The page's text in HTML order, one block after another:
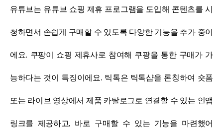
유튜브는 유튜브 쇼핑 제휴 프로그램을 도입해 콘텐츠를 시
청하면서 손쉽게 구매할 수 있도록 다양한 기능을 추가 중이
에요. 쿠팡이 쇼핑 제휴사로 참여해 쿠팡을 통한 구매가 가
능하다는 것이 특징이에요. 틱톡은 틱톡샵을 론칭하여 숏폼
또는 라이브 영상에서 제품 카탈로그로 연결할 수 있는 인앱
링크를 제공하고, 바로 구매할 수 있는 기능을 마련했어